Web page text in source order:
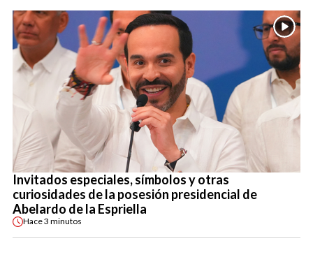
Invitados especiales, símbolos y otras
curiosidades de la posesión presidencial de
Abelardo de la Espriella
Hace3 minutos